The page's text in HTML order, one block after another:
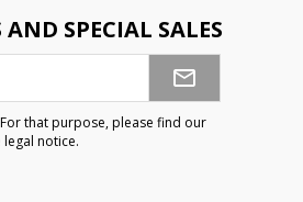
SPECIAL SALES
that purpose, please find our
notice.